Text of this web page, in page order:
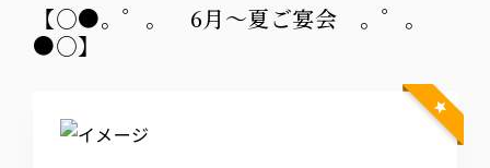
【○●。゜。 6月～夏ご宴会 。゜。
●○】